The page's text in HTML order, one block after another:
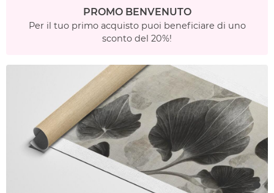
PROMO BENVENUTO
Per il tuo primo acquisto puoi beneficiare di uno
sconto del 20%!